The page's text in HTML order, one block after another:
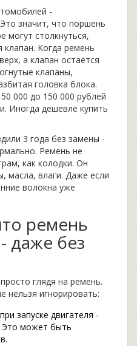
-
значит, что поршень
могут столкнуться,
клапан. Когда ремень
а клапан остаётся
клапаны,
головка блока.
000 до 150 000 рублей
Иногда дешевле купить
3 года без замены -
Ремень не
как колодки. Он
масла, влаги. Даже если
волокна уже
ремень
даже без
глядя на ремень.
нельзя игнорировать:
запуске двигателя -
Это может быть